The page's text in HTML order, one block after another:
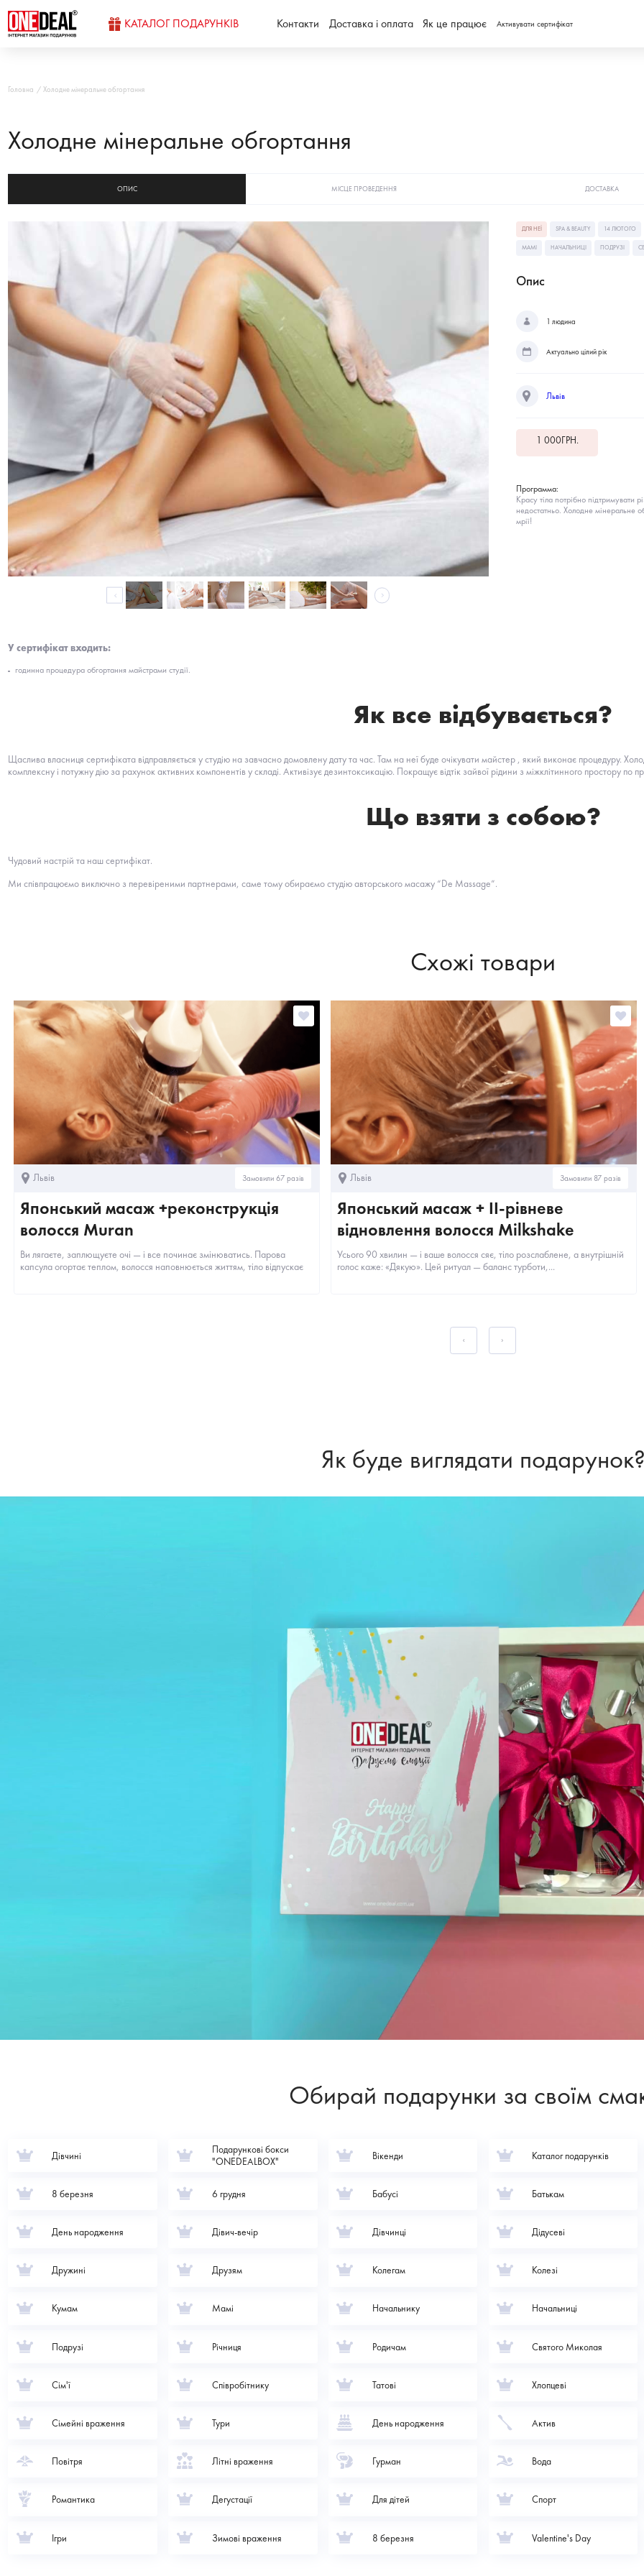
КАТАЛОГ ПОДАРУНКІВ Контакти Доставка і оплата Як це працює Активувати сертифікат
Головна Холодне мінеральне обгортання
Холодне мінеральне обгортання
ОПИС МІСЦЕ ПРОВЕДЕННЯ ДОСТАВКА
ДЛЯ НЕЇ SPA & BEAUTY 14 ЛЮТОГО
МАМІ НАЧАЛЬНИЦІ ПОДРУЗІ
Опис
1 людина
Актуально цілий рік
Львів
1 000ГРН.
Программа:
Красу тіла потрібно підтримувати
недостатньо. Холодне мінеральне
мрії!
У сертифікат входить:
годинна процедура обгортання майстрами студії.
Як все відбувається?
Щаслива власниця сертифіката відправляється у студію на завчасно домовлену дату та час. Там на неї буде очікувати майстер , який виконає процедуру.
комплексну і потужну дію за рахунок активних компонентів у складі. Активізує дезинтоксикацію. Покращує відтік зайвої рідини з міжклітинного простору по
Що взяти з собою?
Чудовий настрій та наш сертифікат.
Ми співпрацюємо виключно з перевіреними партнерами, саме тому обираємо студію авторського масажу “De Massage”.
Схожі товари
Львів Замовили 67 разів
Японський масаж +реконструкція
волосся Muran
Ви лягаєте, заплющуєте очі — і все починає змінюватись. Парова
капсула огортає теплом, волосся наповнюється життям, тіло відпускає
Львів Замовили 87 разів
Японський масаж + II-рівневе
відновлення волосся Milkshake
Усього 90 хвилин — і ваше волосся сяє, тіло розслаблене, а внутрішній
голос каже: «Дякую». Цей ритуал — баланс турботи,...
Як буде виглядати
Обирай подарунки за своїм
Дівчині
Подарункові бокси
"ONEDEALBOX"
Вікенди Каталог подарунків
8 березня 6 грудня Бабусі Батькам
День народження Дівич-вечір Дівчинці Дідусеві
Дружині Друзям Колегам Колезі
Кумам Мамі Начальнику Начальниці
Подрузі Річниця Родичам Святого Миколая
Сім'ї Співробітнику Татові Хлопцеві
Сімейні враження Тури День народження Актив
Повітря Літні враження Гурман Вода
Романтика Дегустації Для дітей Спорт
Ігри Зимові враження 8 березня Valentine's Day